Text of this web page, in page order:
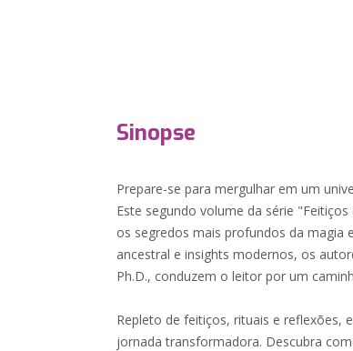
Sinopse
Prepare-se para mergulhar em um
Este segundo volume da série
os segredos mais profundos da magia
ancestral e insights modernos, os
Ph.D., conduzem o leitor por um
Repleto de feitiços, rituais e
jornada transformadora. Descubra